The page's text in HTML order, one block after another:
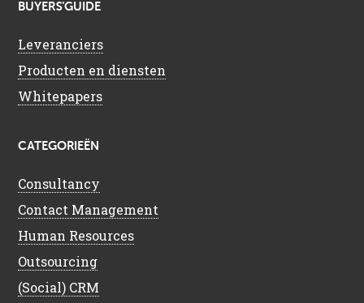
BUYERS’GUIDE
Leveranciers
Producten en diensten
Whitepapers
CATEGORIEËN
Consultancy
Contact Management
Human Resources
Outsourcing
(Social) CRM